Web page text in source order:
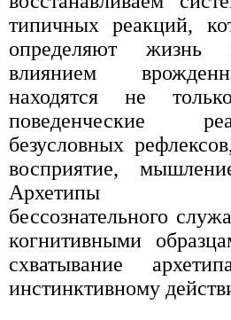
типичных реакций,
определяют жизнь
влиянием
находятся не
поведенческие
безусловных
восприятие,
Архетипы
бессознательного
когнитивными
схватывание
инстинктивному